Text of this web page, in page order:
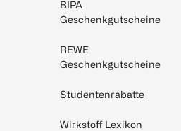
BIPA
Geschenkgutscheine
REWE
Geschenkgutscheine
Studentenrabatte
Wirkstoff Lexikon